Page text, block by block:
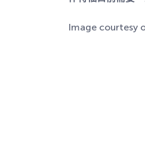
Image courtesy